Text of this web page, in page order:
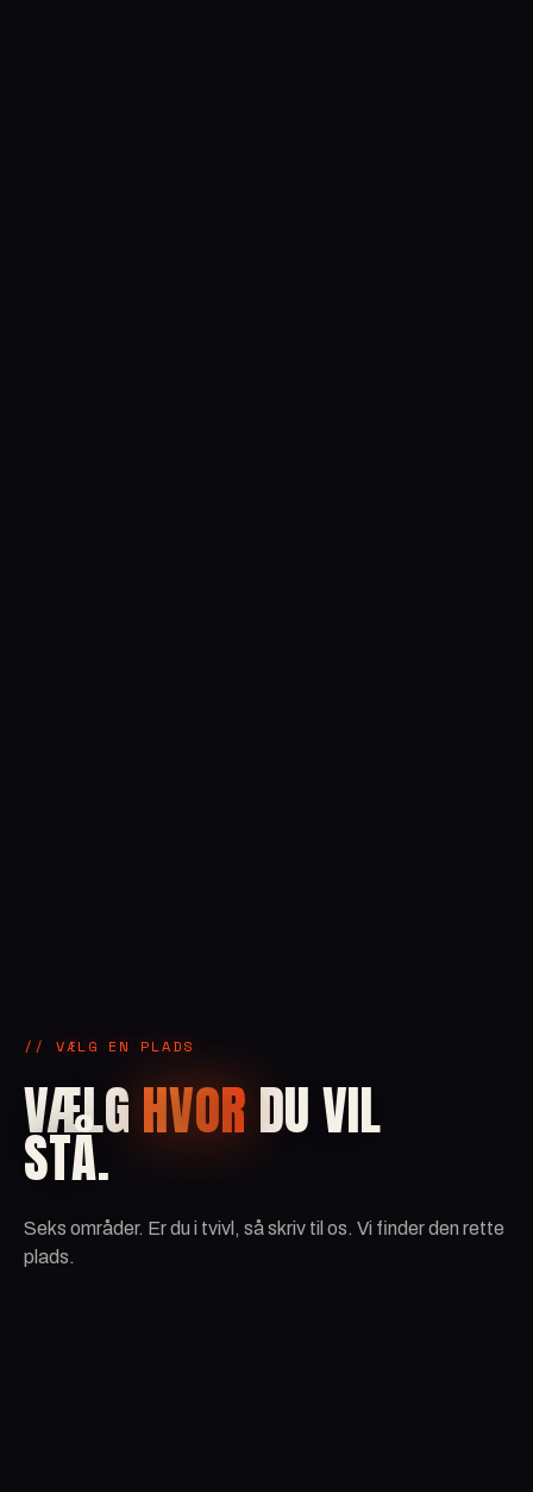
// VÆLG EN PLADS
VÆLGHVORDU VIL
STÅ.
Seks områder. Er du i tvivl, så skriv til os. Vi finder den rette
plads.